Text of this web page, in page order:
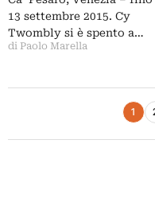
13 settembre 2015. Cy
Twombly si è spento a…
di Paolo Marella
Paginazione 1